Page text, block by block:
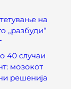
на
„разбуди“
40 случаи
мозокот
решенија